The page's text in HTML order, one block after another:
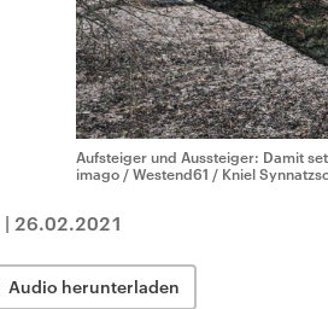
Aufsteiger und Aussteiger: Damit
imago / Westend61 / Kniel
| 26.02.2021
Audio herunterladen